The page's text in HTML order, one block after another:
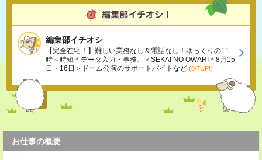
編集部イチオシ
【完全在宅！】難しい業務なし＆電話なし！ゆっくりの11
時～時短＊データ入力・事務、＜SEKAI NO OWARI＊8月15
日・16日＞ドーム公演のサポートバイトなど (8/7UP!)
お仕事の概要